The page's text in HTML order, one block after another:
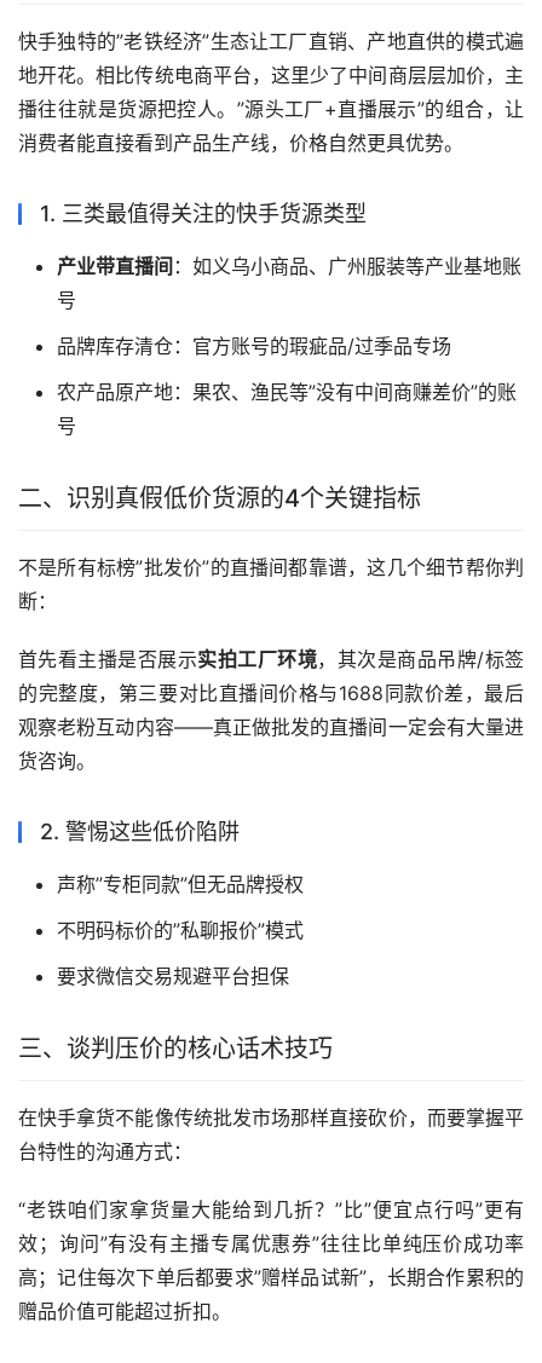
快手独特的”老铁经济”生态让工厂直销、产地直供的模式遍
地开花。相比传统电商平台，这里少了中间商层层加价，主
播往往就是货源把控人。”源头工厂+直播展示”的组合，让
消费者能直接看到产品生产线，价格自然更具优势。
1. 三类最值得关注的快手货源类型
产业带直播间 ：如义乌小商品、广州服装等产业基地账
号
品牌库存清仓：官方账号的瑕疵品/过季品专场
农产品原产地：果农、渔民等”没有中间商赚差价”的账
号
二、识别真假低价货源的4个关键指标
不是所有标榜”批发价”的直播间都靠谱，这几个细节帮你判
断：
首先看主播是否展示实拍工厂环境，其次是商品吊牌/标签
的完整度，第三要对比直播间价格与1688同款价差，最后
观察老粉互动内容——真正做批发的直播间一定会有大量进
货咨询。
2. 警惕这些低价陷阱
声称”专柜同款”但无品牌授权
不明码标价的”私聊报价”模式
要求微信交易规避平台担保
三、谈判压价的核心话术技巧
在快手拿货不能像传统批发市场那样直接砍价，而要掌握平
台特性的沟通方式：
“老铁咱们家拿货量大能给到几折？”比”便宜点行吗”更有
效；询问”有没有主播专属优惠券”往往比单纯压价成功率
高；记住每次下单后都要求”赠样品试新”，长期合作累积的
赠品价值可能超过折扣。